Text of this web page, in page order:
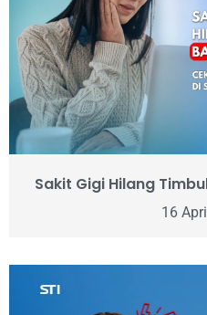
Sakit Gigi Hilang
16